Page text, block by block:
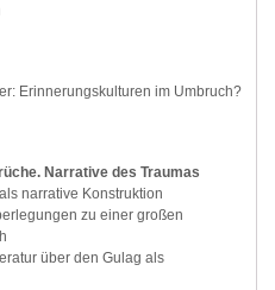
Erinnerungskulturen im Umbruch?
Narrative des Traumas
narrative Konstruktion
zu einer großen
über den Gulag als